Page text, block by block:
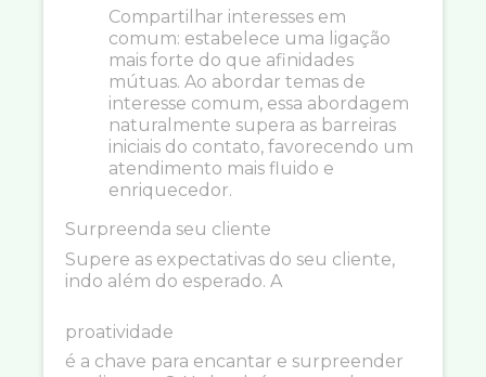
Compartilhar interesses em
comum: estabelece uma ligação
mais forte do que afinidades
mútuas. Ao abordar temas de
interesse comum, essa abordagem
naturalmente supera as barreiras
iniciais do contato, favorecendo um
atendimento mais fluido e
enriquecedor.
Surpreenda seu cliente
Supere as expectativas do seu cliente,
indo além do esperado. A
proatividade
é a chave para encantar e surpreender